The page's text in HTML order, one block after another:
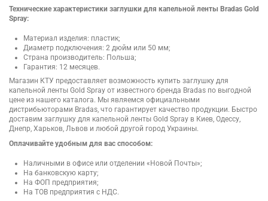
Технические характеристики заглушки для капельной ленты Bradas Gold
Spray:
Материал изделия: пластик;
Диаметр подключения: 2 дюйм или 50 мм;
Страна производитель: Польша;
Гарантия: 12 месяцев.
Магазин КТУ предоставляет возможность купить заглушку для
капельной ленты Gold Spray от известного бренда Bradas по выгодной
цене из нашего каталога. Мы являемся официальными
дистрибьюторами Bradas, что гарантирует качество продукции. Быстро
доставим заглушку для капельной ленты Gold Spray в Киев, Одессу,
Днепр, Харьков, Львов и любой другой город Украины.
Оплачивайте удобным для вас способом:
Наличными в офисе или отделении «Новой Почты»;
На банковскую карту;
На ФОП предприятия;
На ТОВ предприятия с НДС.